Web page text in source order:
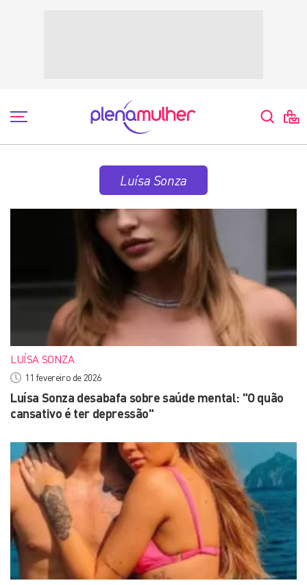
Luísa Sonza
LUÍSA SONZA
11 fevereiro de 2026
Luísa Sonza desabafa sobre saúde mental: "O quão
cansativo é ter depressão"